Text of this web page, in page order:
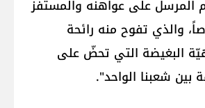
المرسل على عواهنه والمستفز
والذي تفوح منه رائحة
البغيضة التي تحضّ على
بين شعبنا الواحد".